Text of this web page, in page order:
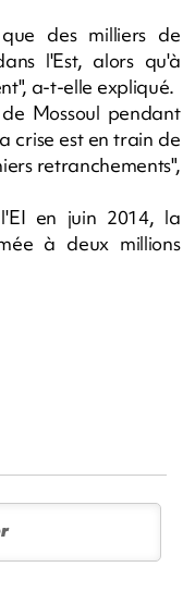
des milliers de
l'Est, alors qu'à
a-t-elle expliqué.
Mossoul pendant
crise est en train de
retranchements",
en juin 2014, la
à deux millions